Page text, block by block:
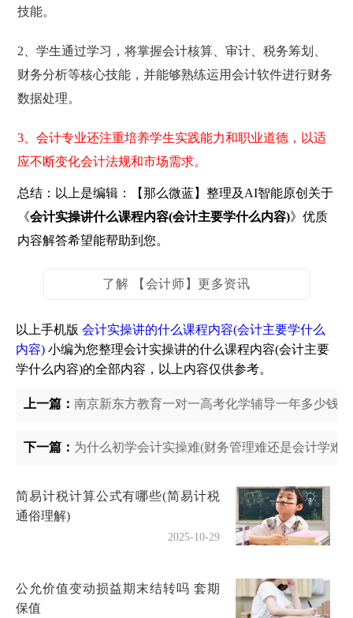
技能。
2、学生通过学习，将掌握会计核算、审计、税务筹划、
财务分析等核心技能，并能够熟练运用会计软件进行财务
数据处理。
3、会计专业还注重培养学生实践能力和职业道德，以适
应不断变化会计法规和市场需求。
总结：以上是编辑：【那么微蓝】整理及AI智能原创关于
《会计实操讲什么课程内容(会计主要学什么内容)》优质
内容解答希望能帮助到您。
了解 【会计师】更多资讯
以上手机版 会计实操讲的什么课程内容(会计主要学什么
内容) 小编为您整理会计实操讲的什么课程内容(会计主要
学什么内容)的全部内容，以上内容仅供参考。
上一篇： 南京新东方教育一对一高考化学辅导一年多少钱
下一篇： 为什么初学会计实操难(财务管理难还是会计学难)
简易计税计算公式有哪些(简易计税
通俗理解)
2025-10-29
公允价值变动损益期末结转吗 套期
保值